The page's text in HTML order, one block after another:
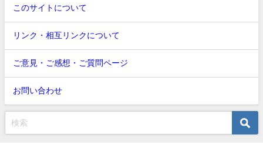
このサイトについて
リンク・相互リンクについて
ご意見・ご感想・ご質問ページ
お問い合わせ